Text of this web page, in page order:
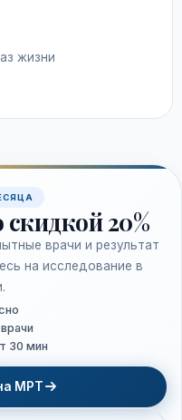
жизни
скидкой 20%
врачи и результат
на исследование в
30 мин
МРТ